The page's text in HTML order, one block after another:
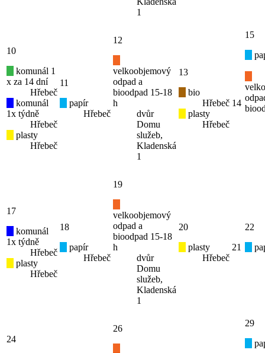
1
10
komunál 1
x za 14 dní
Hřebeč
komunál
1x týdně
Hřebeč
plasty
Hřebeč
11
papír
Hřebeč
12
velkoobjemový
odpad a
bioodpad 15-18
h
dvůr
Domu
služeb,
Kladenská
1
13
bio
Hřebeč
plasty
Hřebeč
14
15
17
komunál
1x týdně
Hřebeč
plasty
Hřebeč
18
papír
Hřebeč
19
velkoobjemový
odpad a
bioodpad 15-18
h
dvůr
Domu
služeb,
Kladenská
1
20
plasty
Hřebeč
21
22
24
26
29